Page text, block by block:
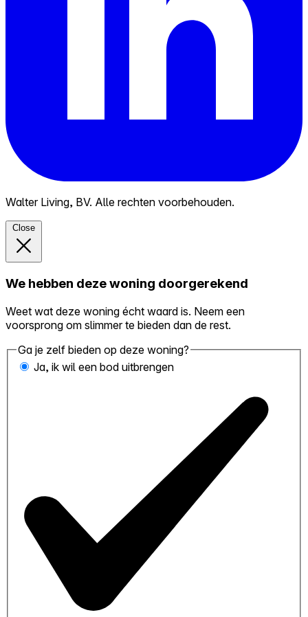
Walter Living, BV. Alle rechten voorbehouden.
Close
We hebben deze woning doorgerekend
Weet wat deze woning écht waard is. Neem een
voorsprong om slimmer te bieden dan de rest.
Ga je zelf bieden op deze woning?
Ja, ik wil een bod uitbrengen